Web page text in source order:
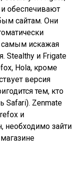
обеспечивают
сайтам. Они
самым искажая
Stealthy и Frigate
Hola, кроме
версия
тем, кто
Safari). Zenmate
и
необходимо зайти